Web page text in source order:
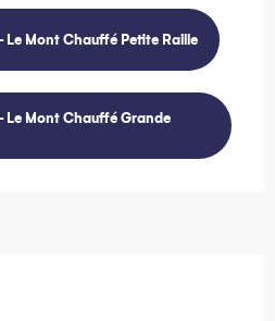
Le Mont Chauffé Petite Raille
Le Mont Chauffé Grande